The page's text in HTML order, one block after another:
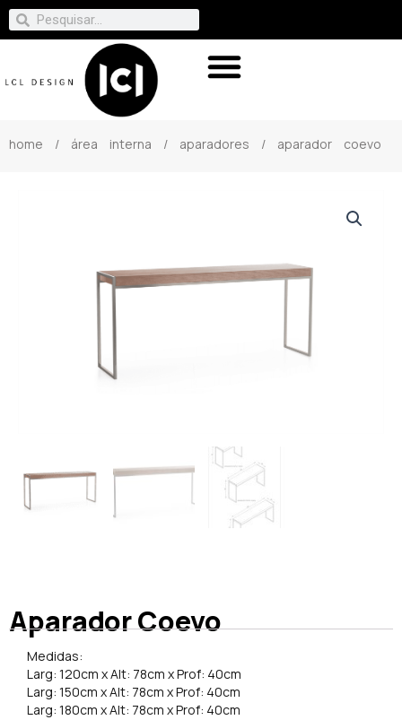
home / área interna / aparadores / aparador coevo
Aparador Coevo
Medidas:
Larg: 120cm x Alt: 78cm x Prof: 40cm
Larg: 150cm x Alt: 78cm x Prof: 40cm
Larg: 180cm x Alt: 78cm x Prof: 40cm